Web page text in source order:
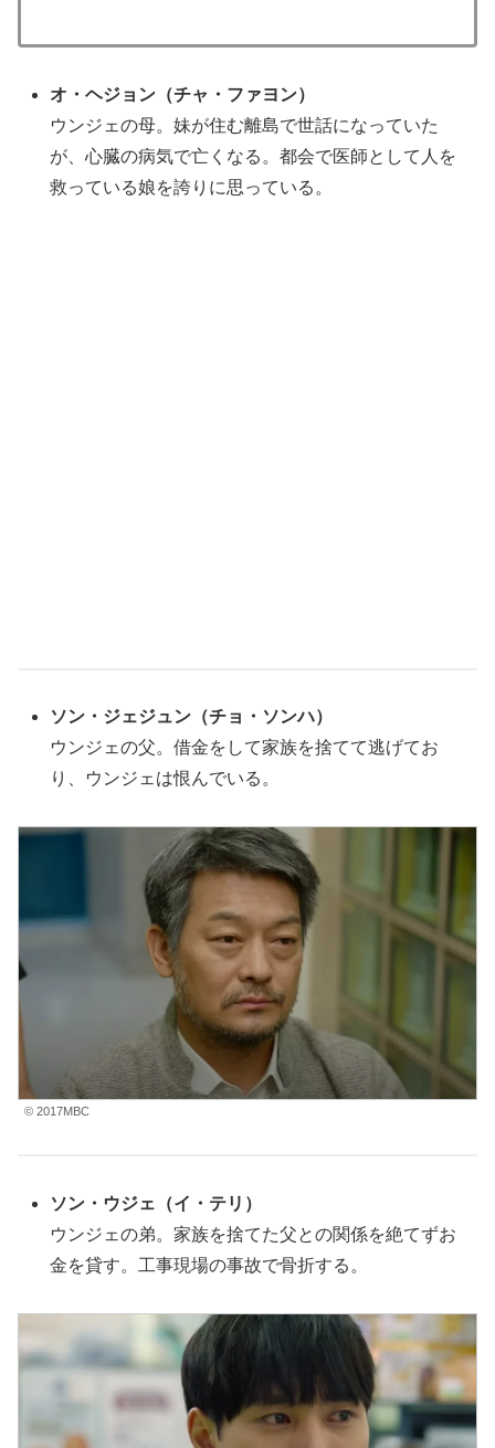
オ・ヘジョン （チャ・ファヨン）
ウンジェの母。妹が住む離島で世話になっていた
が、心臓の病気で亡くなる。都会で医師として人を
救っている娘を誇りに思っている。
ソン・ジェジュン （チョ・ソンハ）
ウンジェの父。借金をして家族を捨てて逃げてお
り、ウンジェは恨んでいる。
© 2017MBC
ソン・ウジェ （イ・テリ ）
ウンジェの弟。家族を捨てた父との関係を絶てずお
金を貸す。工事現場の事故で骨折する。